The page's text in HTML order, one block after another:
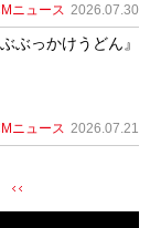
ニュース 2026.07.30
ぶっかけうどん』
ニュース 2026.07.21